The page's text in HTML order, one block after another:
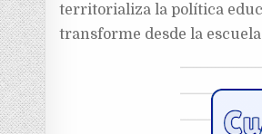
territorializa la política
transforme desde la